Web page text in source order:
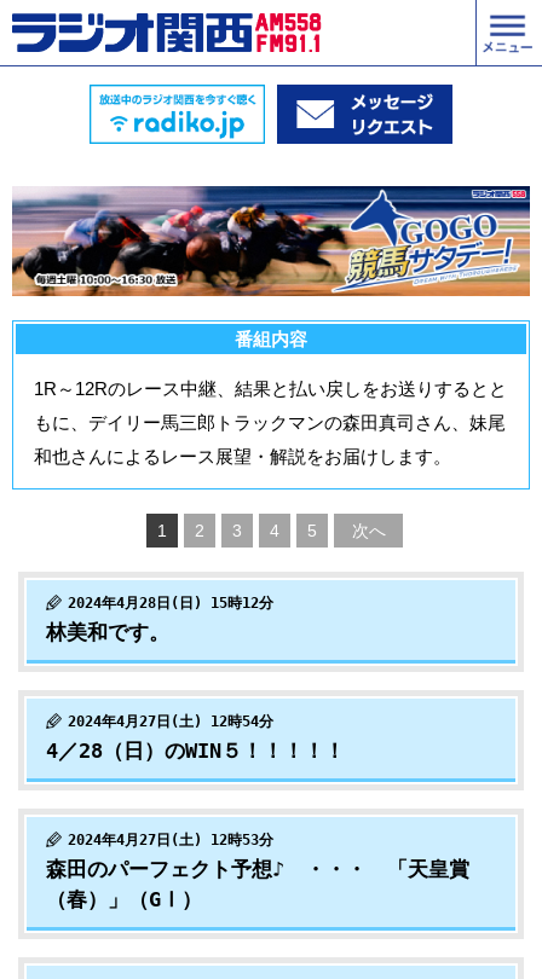
番組内容
1R～12Rのレース中継、結果と払い戻しをお送りするとと
もに、デイリー馬三郎トラックマンの森田真司さん、妹尾
和也さんによるレース展望・解説をお届けします。
1 2 3 4 5 次へ
2024年4月28日(日) 15時12分
林美和です。
2024年4月27日(土) 12時54分
4／28（日）のWIN５！！！！！
2024年4月27日(土) 12時53分
森田のパーフェクト予想♪ ・・・ 「天皇賞
（春）」（GⅠ）